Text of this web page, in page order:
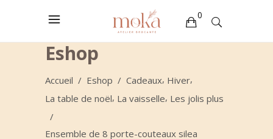
0
Votre sélection est vide
Eshop
Accueil / Eshop / Cadeaux, Hiver,
La table de noël, La vaisselle, Les jolis plus
/
Ensemble de 8 porte-couteaux silea